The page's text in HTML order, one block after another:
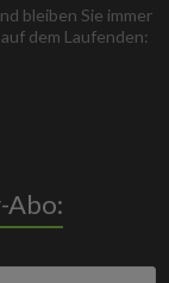
bleiben Sie immer
dem Laufenden:
Abo: